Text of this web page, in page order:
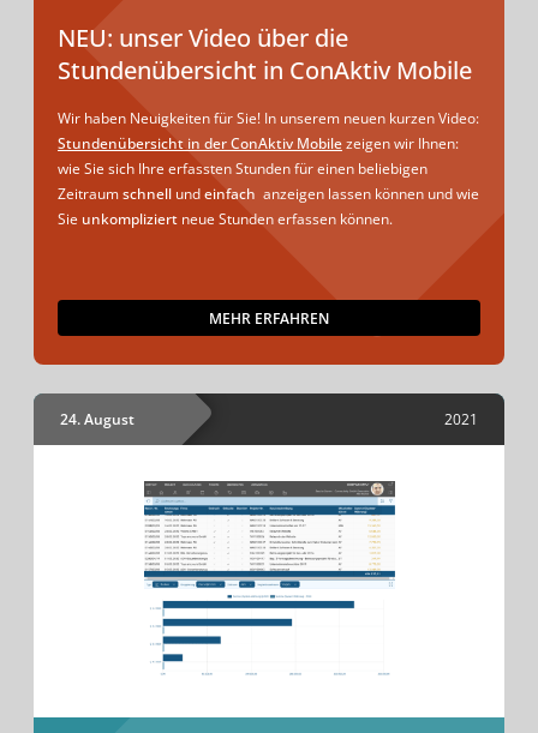
NEU: unser Video über die
Stundenübersicht in ConAktiv Mobile
Wir haben Neuigkeiten für Sie! In unserem neuen kurzen Video:
Stundenübersicht in der ConAktiv Mobilezeigen wir Ihnen:
wie Sie sich Ihre erfassten Stunden für einen beliebigen
Zeitraumschnell undeinfach anzeigen lassen können und wie
Sie unkompliziert neue Stunden erfassen können.
MEHR ERFAHREN
24. August 2021